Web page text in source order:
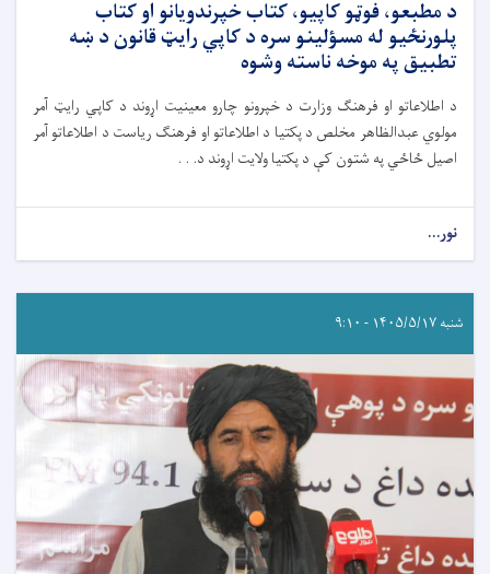
د مطبعو، فوټو کاپيو، کتاب خپرندویانو او کتاب
پلورنځیو له مسؤلینو سره د کاپي رايټ قانون د ښه
تطبیق په موخه ناسته وشوه
د اطلاعاتو او فرهنګ وزارت د خپرونو چارو معینیت اړوند د کاپي رايټ آمر
مولوي عبدالظاهر مخلص د پکتیا د اطلاعاتو او فرهنګ ریاست د اطلاعاتو آمر
اصیل ځاځي په شتون کې د پکتیا ولایت اړوند د. . .
نور...
شنبه ۱۴۰۵/۵/۱۷ - ۹:۱۰